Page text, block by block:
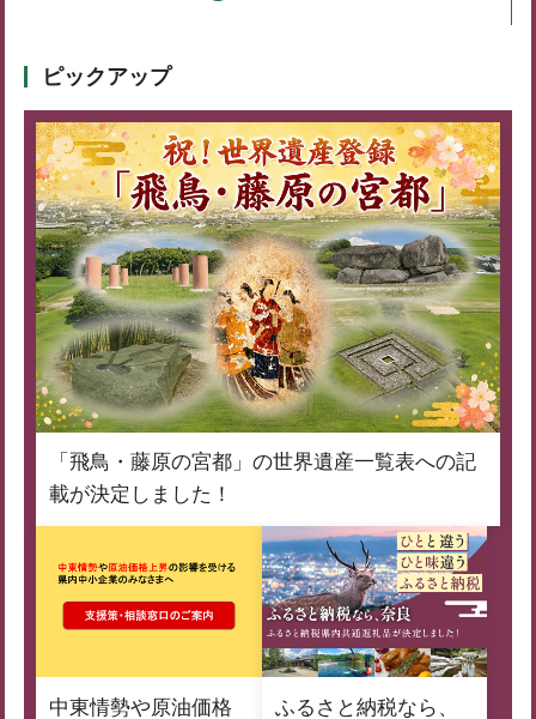
ピックアップ
「飛鳥・藤原の宮都」の世界遺産一覧表への記
載が決定しました！
中東情勢や原油価格
ふるさと納税なら、